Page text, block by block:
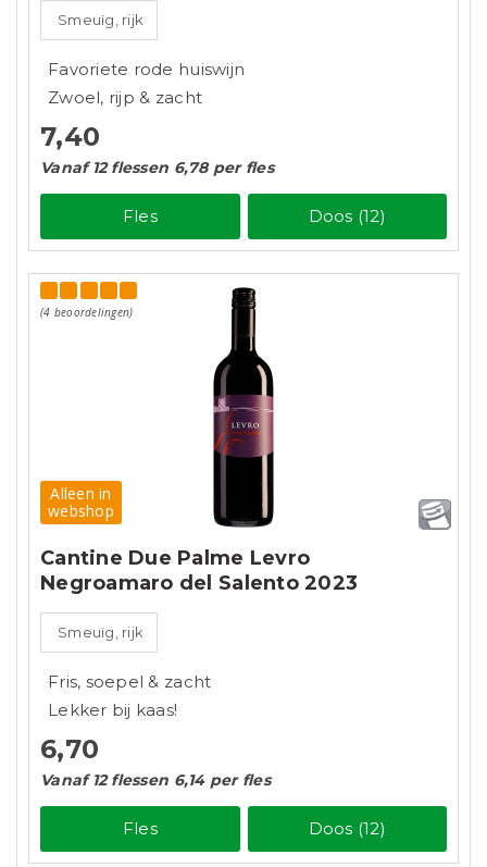
Smeuïg, rijk
Favoriete rode huiswijn
Zwoel, rijp & zacht
7,40
Vanaf 12 flessen 6,78 per fles
Fles Doos (12)
(4 beoordelingen)
Alleen in
webshop
Cantine Due Palme Levro
Negroamaro del Salento 2023
Smeuïg, rijk
Fris, soepel & zacht
Lekker bij kaas!
6,70
Vanaf 12 flessen 6,14 per fles
Fles Doos (12)